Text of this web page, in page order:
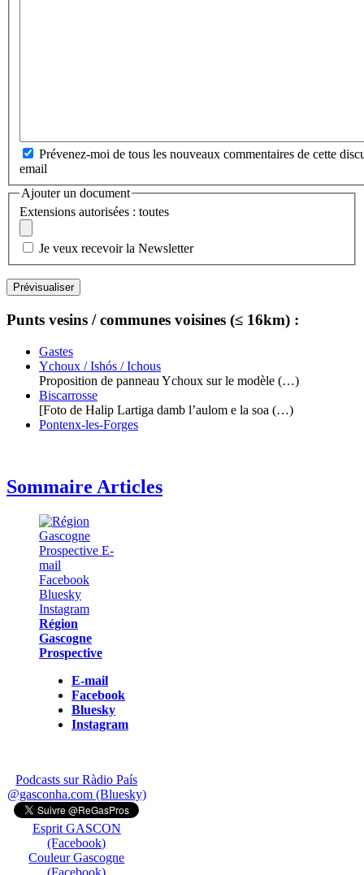
Prévenez-moi de tous les nouveaux commentaires de cette
email
Ajouter un document
Extensions autorisées : toutes
Je veux recevoir la Newsletter
Punts vesins / communes voisines (≤ 16km) :
Gastes
Ychoux / Ishós / Ichous
Proposition de panneau Ychoux sur le modèle (…)
Biscarrosse
[Foto de Halip Lartiga damb l’aulom e la soa (…)
Pontenx-les-Forges
Sommaire Articles
Région
Gascogne
Prospective
E-mail
Facebook
Bluesky
Instagram
Podcasts sur Ràdio País
@gasconha.com (Bluesky)
Esprit GASCON
(Facebook)
Couleur Gascogne
(Facebook)